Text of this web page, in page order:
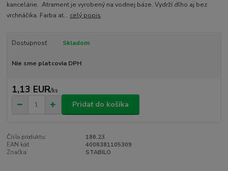
kancelárie. Atrament je vyrobený na vodnej báze. Vydrží dlho aj bez
vrchnáčika. Farba at... celý popis
Dostupnosť Skladom
Nie sme platcovia DPH
1,13 EUR/ks
Pridať do košíka
Číslo produktu:
186.23
EAN kód:
4006381105309
Značka:
STABILO